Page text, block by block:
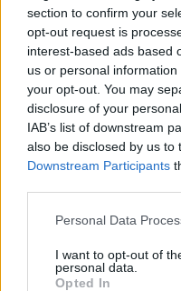
section to confirm your
opt-out request is
interest-based ads based
us or personal
your opt-out. You may
disclosure of your
IAB’s list of downstream
also be disclosed by us to
Downstream Participants
Personal Data
I want to opt-out of
personal data.
Opted In
giovani
7 Ago 2026
Il
Manuel
6 Ago 2026
Per
ripartire
di Golfo
8